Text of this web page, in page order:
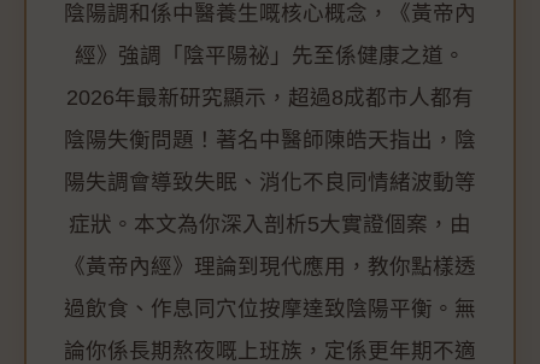
陰陽調和係中醫養生嘅核心概念，《黃帝內
經》強調「陰平陽祕」先至係健康之道。
2026年最新研究顯示，超過8成都市人都有
陰陽失衡問題！著名中醫師陳皓天指出，陰
陽失調會導致失眠、消化不良同情緒波動等
症狀。本文為你深入剖析5大實證個案，由
《黃帝內經》理論到現代應用，教你點樣透
過飲食、作息同穴位按摩達致陰陽平衡。無
論你係長期熬夜嘅上班族，定係更年期不適